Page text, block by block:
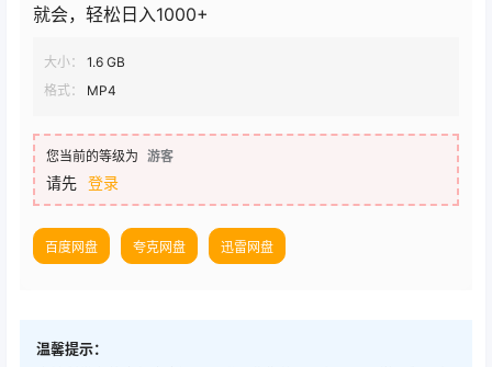
就会，轻松日入1000+
大小：
1.6 GB
格式：
MP4
您当前的等级为 游客
请先 登录
百度网盘 夸克网盘 迅雷网盘
温馨提示：